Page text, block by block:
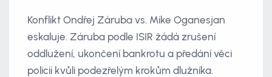
Konflikt Ondřej Záruba vs. Mike Oganesjan
eskaluje. Záruba podle ISIR žádá zrušení
oddlužení, ukončení bankrotu a předání věci
policii kvůli podezřelým krokům dlužníka.